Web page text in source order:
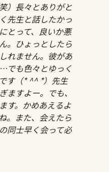
）長々とありがと
先生と話したかっ
とって、良いか悪
。ひょっとしたら
れません。彼があ
でも色々とゆっく
す（* ^^ *）先生
ますよー。でも、
す。かめあえるよ
。また、会えたら
同士早く会って必